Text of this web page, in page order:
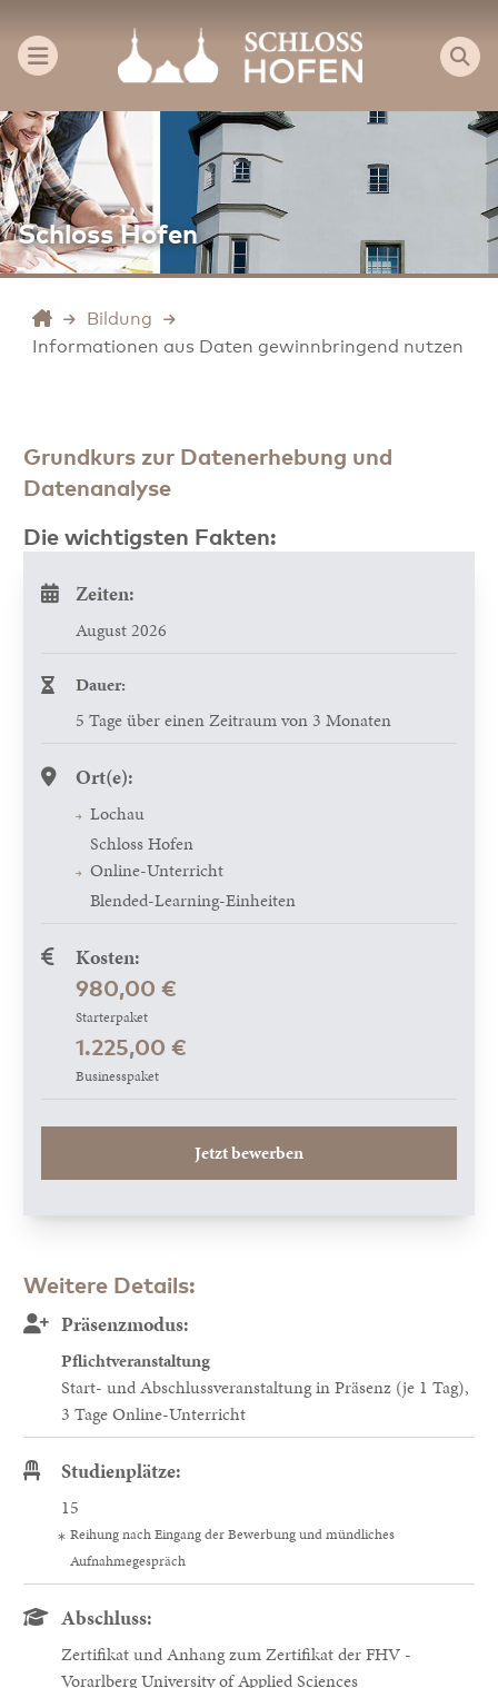
Schloss Hofen
Bildung
Informationen aus Daten gewinnbringend nutzen
Grundkurs zur Datenerhebung und
Datenanalyse
Die wichtigsten Fakten:
Zeiten:
August 2026
Dauer:
5 Tage über einen Zeitraum von 3 Monaten
Ort(e):
Lochau
Schloss Hofen
Online-Unterricht
Blended-Learning-Einheiten
Kosten:
980,00 €
Starterpaket
1.225,00 €
Businesspaket
Jetzt bewerben
Weitere Details:
Präsenzmodus:
Pflichtveranstaltung
Start- und Abschlussveranstaltung in Präsenz (je 1 Tag),
3 Tage Online-Unterricht
Studienplätze:
15
Reihung nach Eingang der Bewerbung und mündliches
Aufnahmegespräch
Abschluss:
Zertifikat und Anhang zum Zertifikat der FHV -
Vorarlberg University of Applied Sciences